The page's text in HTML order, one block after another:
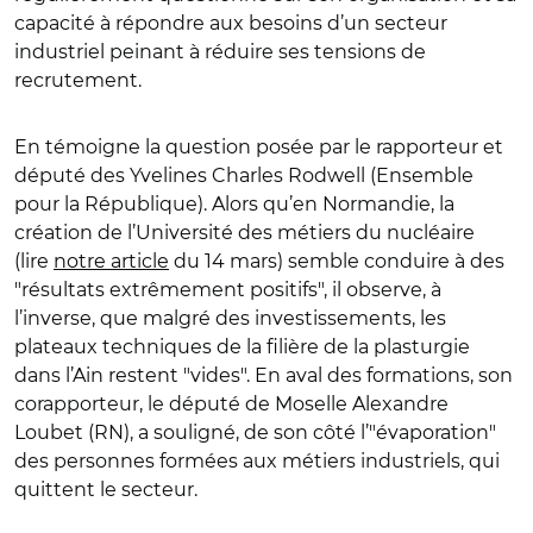
capacité à répondre aux besoins d’un secteur
industriel peinant à réduire ses tensions de
recrutement.
En témoigne la question posée par le rapporteur et
député des Yvelines Charles Rodwell (Ensemble
pour la République). Alors qu’en Normandie, la
création de l’Université des métiers du nucléaire
(lire notre article du 14 mars) semble conduire à des
"résultats extrêmement positifs", il observe, à
l’inverse, que malgré des investissements, les
plateaux techniques de la filière de la plasturgie
dans l’Ain restent "vides". En aval des formations, son
corapporteur, le député de Moselle Alexandre
Loubet (RN), a souligné, de son côté l’"évaporation"
des personnes formées aux métiers industriels, qui
quittent le secteur.